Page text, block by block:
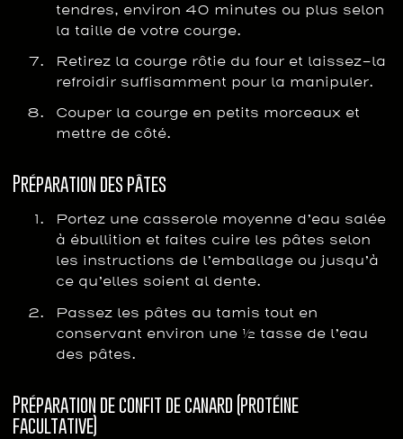
tendres, environ 40 minutes ou plus selon
la taille de votre courge.
Retirez la courge rôtie du four et laissez-la
refroidir suffisamment pour la manipuler.
Couper la courge en petits morceaux et
mettre de côté.
Préparation des pâtes
Portez une casserole moyenne d’eau salée
à ébullition et faites cuire les pâtes selon
les instructions de l’emballage ou jusqu’à
ce qu’elles soient al dente.
Passez les pâtes au tamis tout en
conservant environ une ½ tasse de l’eau
des pâtes.
Préparation de confit de canard (protéine
facultative)